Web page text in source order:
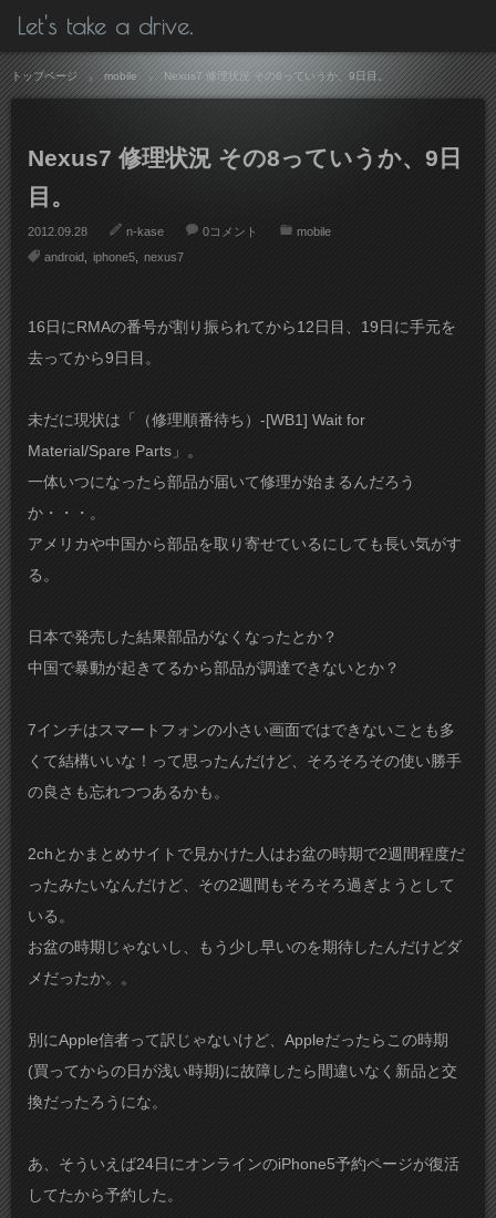
Let's take a drive.
トップページ mobile Nexus7 修理状況 その8っていうか、9日目。
Nexus7 修理状況 その8っていうか、9日
目。
2012.09.28 n-kase 0コメント
mobile
android
iphone5 nexus7
16日にRMAの番号が割り振られてから12日目、19日に手元を
去ってから9日目。
未だに現状は「（修理順番待ち）-[WB1] Wait for
Material/Spare Parts」。
一体いつになったら部品が届いて修理が始まるんだろう
か・・・。
アメリカや中国から部品を取り寄せているにしても長い気がす
る。
日本で発売した結果部品がなくなったとか？
中国で暴動が起きてるから部品が調達できないとか？
7インチはスマートフォンの小さい画面ではできないことも多
くて結構いいな！って思ったんだけど、そろそろその使い勝手
の良さも忘れつつあるかも。
2chとかまとめサイトで見かけた人はお盆の時期で2週間程度だ
ったみたいなんだけど、その2週間もそろそろ過ぎようとして
いる。
お盆の時期じゃないし、もう少し早いのを期待したんだけどダ
メだったか。。
別にApple信者って訳じゃないけど、Appleだったらこの時期
(買ってからの日が浅い時期)に故障したら間違いなく新品と交
換だったろうにな。
あ、そういえば24日にオンラインのiPhone5予約ページが復活
してたから予約した。